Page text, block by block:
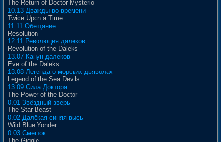
The Return of Doctor Mysterio
10.13 Дважды во времени
Twice Upon a Time
11.11 Обещание
Resolution
12.11 Революция далеков
Revolution of the Daleks
13.07 Канун далеков
Eve of the Daleks
13.08 Легенда о морских дьяволах
Legend of the Sea Devils
13.09 Сила Доктора
The Power of the Doctor
0.01 Звёздный зверь
The Star Beast
0.02 Далёкая синяя высь
Wild Blue Yonder
0.03 Смешок
The Giggle